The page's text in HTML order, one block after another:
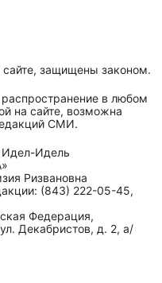
защищены законом.
в любом
на сайте, возможна
СМИ.
Идел-Идель
Ризвановна
(843) 222-05-45,
Федерация,
Декабристов, д. 2, а/